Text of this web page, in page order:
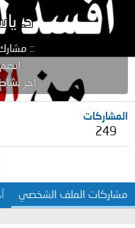
د.
::
آخر
المشاركات
249
مشاركات الملف الشخصي